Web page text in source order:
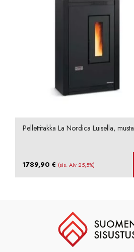
Pellettitakka La Nordica Luisella, musta
1789,90€ (sis. Alv 25,5%)